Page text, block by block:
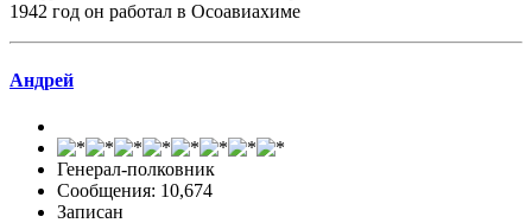
1942 год он работал в Осоавиахиме
Андрей
Генерал-полковник
Сообщения: 10,674
Записан